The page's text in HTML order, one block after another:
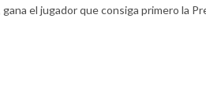
el jugador que consiga primero la